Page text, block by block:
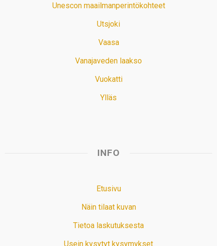
Unescon maailmanperintökohteet
Utsjoki
Vaasa
Vanajaveden laakso
Vuokatti
Ylläs
INFO
Etusivu
Näin tilaat kuvan
Tietoa laskutuksesta
Usein kysytyt kysymykset